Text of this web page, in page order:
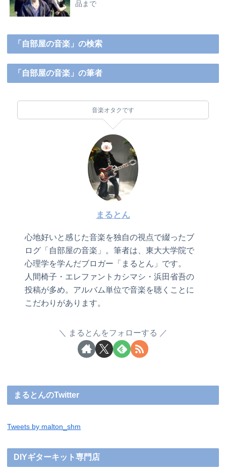
品まで
「自部屋の音楽」の検索
「自部屋の音楽」の筆者
音楽オタクです
まるとん
心地好いと感じた音楽を独自の視点で綴ったブ
ログ「自部屋の音楽」。筆者は、東大大学院で
心理学を学んだブロガー「まるとん」です。
人間椅子・エレファントカシマシ・浜田省吾の
投稿が多め。アルバム単位で音楽を聴くことに
こだわりがあります。
まるとんをフォローする
まるとんのTwitter
Tweets by malton_shm
DIYギターキット専門店